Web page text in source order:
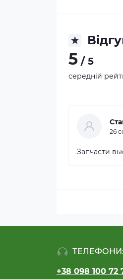
5 / 5
середній
26
Запчасти
ТЕЛЕФОНИ:
+38 098 100 72